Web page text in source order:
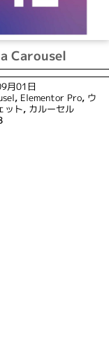
Carousel
月01日
, Elementor Pro, ウ
ット, カルーセル